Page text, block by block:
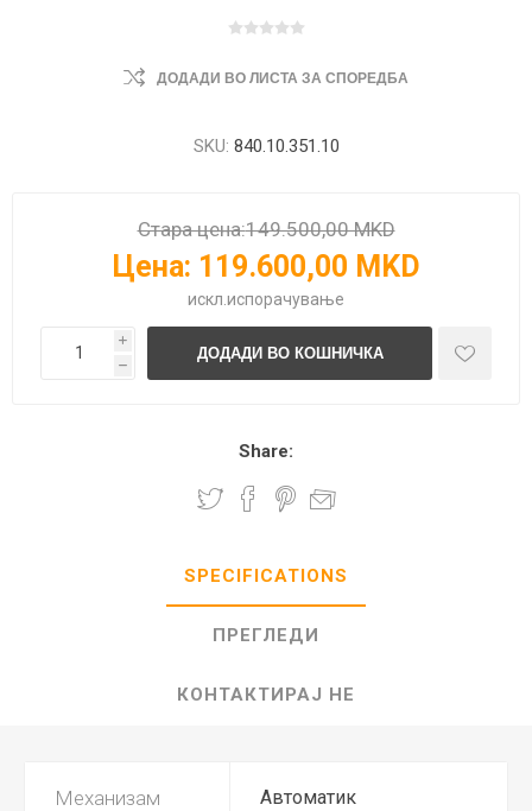
ДОДАДИ ВО ЛИСТА ЗА СПОРЕДБА
SKU: 840.10.351.10
Стара цена:149.500,00 MKD
Цена: 119.600,00 MKD
искл. испорачување
i
h
Share:
SPECIFICATIONS
ПРЕГЛЕДИ
КОНТАКТИРАЈ НЕ
Механизам Автоматик